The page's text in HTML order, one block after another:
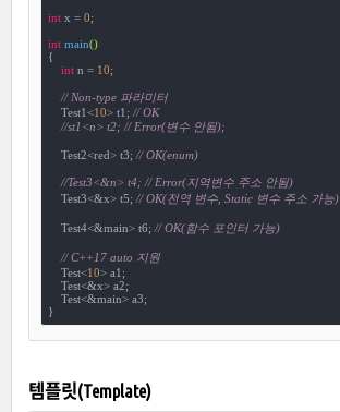
int x = 0;
int main()
{
int n = 10;
// Non-type 파라미터
    Test1<
10> t1; // OK
//st1<n> t2; // Error(변수 안됨);
    Test2<red> t3;
// OK(enum)
//Test3<&n> t4; // Error(지역변수 주소 안됨)
    Test3<&x> t5;
// OK(전역 변수, Static 변수 주소 가능)
    Test4<&main> t6;
// OK(함수 포인터 가능)
// C++17 auto 지원
    Test<
10> a1;
    Test<&x> a2;
    Test<&main> a3;
}
템플릿(Template)